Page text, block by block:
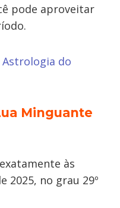
pode aproveitar
do
Minguante
às
2025, no grau 29º